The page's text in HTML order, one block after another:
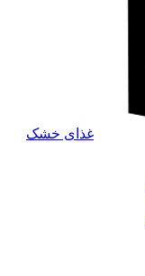
غذای خشک